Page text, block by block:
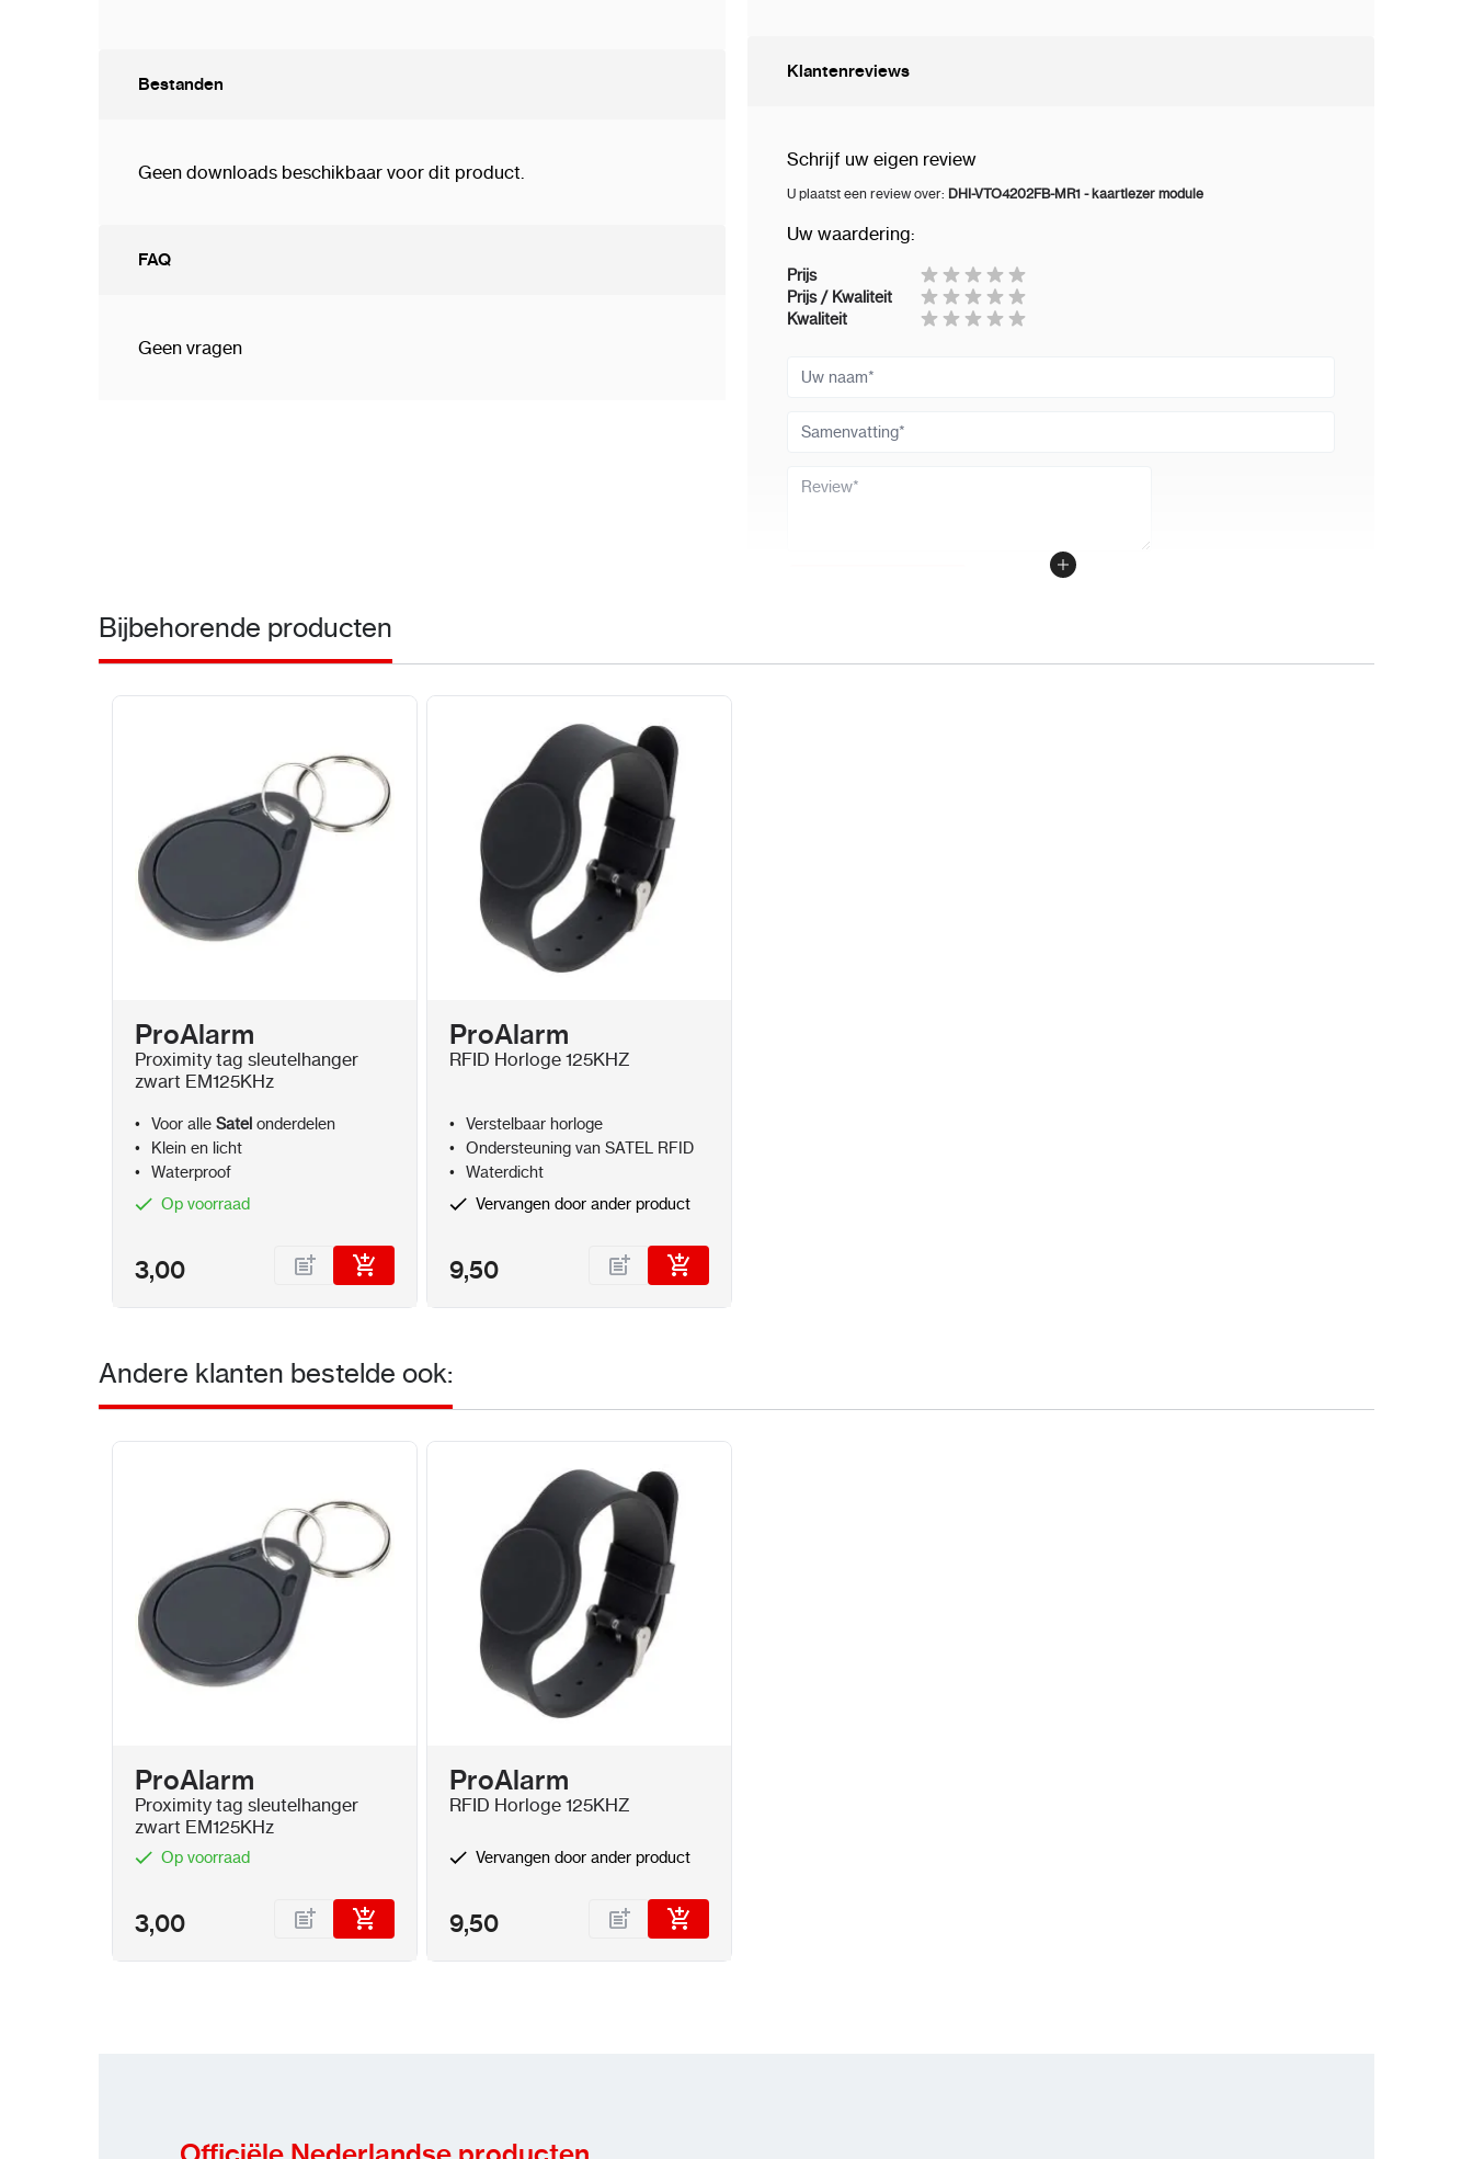
Bestanden
Geen downloads beschikbaar voor dit product.
FAQ
Geen vragen
Klantenreviews
Schrijf uw eigen review
U plaatst een review over: DHI-VTO4202FB-MR1 - kaartlezer module
Uw waardering:
Prijs
Prijs / Kwaliteit
Kwaliteit
Uw naam
Samenvatting
Review
Bijbehorende producten
ProAlarm
Proximity tag sleutelhanger
zwart EM125KHz
Voor alle Satel onderdelen
Klein en licht
Waterproof
Op voorraad
3,00
ProAlarm
RFID Horloge 125KHZ
Verstelbaar horloge
Ondersteuning van SATEL RFID
Waterdicht
Vervangen door ander product
9,50
Andere klanten bestelde ook:
ProAlarm
Proximity tag sleutelhanger
zwart EM125KHz
Op voorraad
3,00
ProAlarm
RFID Horloge 125KHZ
Vervangen door ander product
9,50